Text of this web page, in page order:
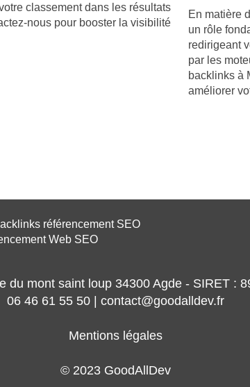
classement dans les résultats
nous pour booster la visibilité
En matière
un rôle
redirigeant
par les
backlinks à
améliorer
référencement SEO
Web SEO
du mont saint loup 34300 Agde - SIRET :
06 46 61 55 50 | contact@goodalldev.fr
Mentions légales
© 2023 GoodAllDev